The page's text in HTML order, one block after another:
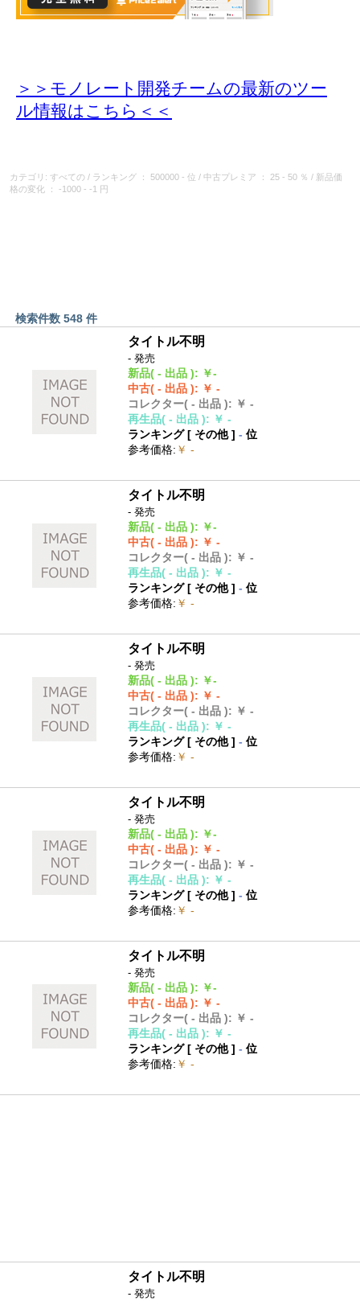
＞＞モノレート開発チームの最新のツー
ル情報はこちら＜＜
カテゴリ: すべての / ランキング ： 500000 - 位 / 中古プレミア ： 25 - 50 ％ / 新品価
格の変化
： -1000 - -1 円
検索件数 548 件
タイトル不明
- 発売
新品( - 出品 ): ￥-
中古( - 出品 ): ￥ -
コレクター( - 出品 ): ￥ -
再生品( - 出品 ): ￥ -
ランキング [ その他]- 位
参考価格: ￥ -
タイトル不明
- 発売
新品( - 出品 ): ￥-
中古( - 出品 ): ￥ -
コレクター( - 出品 ): ￥ -
再生品( - 出品 ): ￥ -
ランキング [ その他]- 位
参考価格: ￥ -
タイトル不明
- 発売
新品( - 出品 ): ￥-
中古( - 出品 ): ￥ -
コレクター( - 出品 ): ￥ -
再生品( - 出品 ): ￥ -
ランキング [ その他]- 位
参考価格: ￥ -
タイトル不明
- 発売
新品( - 出品 ): ￥-
中古( - 出品 ): ￥ -
コレクター( - 出品 ): ￥ -
再生品( - 出品 ): ￥ -
ランキング [ その他]- 位
参考価格: ￥ -
タイトル不明
- 発売
新品( - 出品 ): ￥-
中古( - 出品 ): ￥ -
コレクター( - 出品 ): ￥ -
再生品( - 出品 ): ￥ -
ランキング [ その他]- 位
参考価格: ￥ -
タイトル不明
- 発売